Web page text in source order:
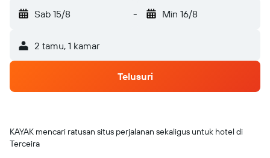
Sab 15/8 - Min 16/8
2 tamu, 1 kamar
Telusuri
KAYAK mencari ratusan situs perjalanan sekaligus untuk hotel di
Terceira